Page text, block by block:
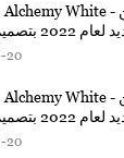
بتصميم ذهبي3
20
بتصميم ذهبي2
20